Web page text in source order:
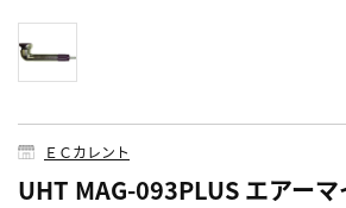
ＥＣカレント
UHT MAG-093PLUS エアー